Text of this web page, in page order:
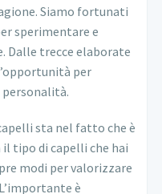
Siamo fortunati
sperimentare e
Dalle trecce elaborate
per
sta nel fatto che è
tipo di capelli che hai
modi per valorizzare
è